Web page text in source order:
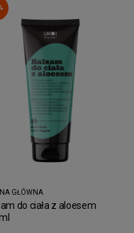
GŁÓWNA
do ciała z aloesem